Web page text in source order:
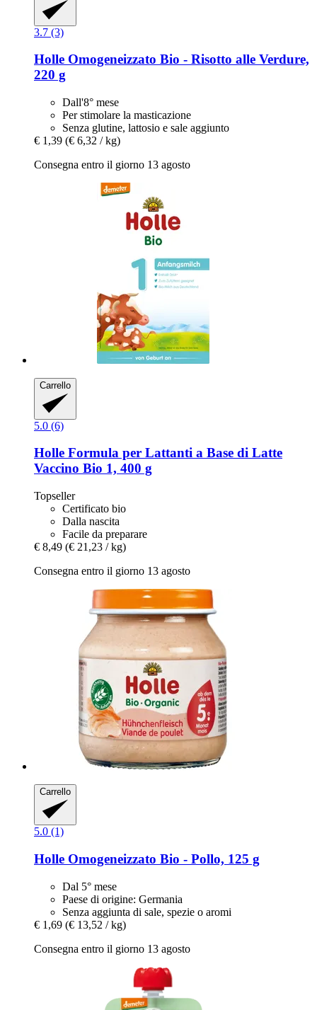
3.7 (3)
Holle Omogeneizzato Bio -​ Risotto alle Verdure,
220 g
Dall'8° mese
Per stimolare la masticazione
Senza glutine, lattosio e sale aggiunto
€ 1,39 (€ 6,32 / kg)
Consegna entro il giorno 13 agosto
Carrello
5.0 (6)
Holle Formula per Lattanti a Base di Latte
Vaccino Bio 1, 400 g
Topseller
Certificato bio
Dalla nascita
Facile da preparare
€ 8,49 (€ 21,23 / kg)
Consegna entro il giorno 13 agosto
Carrello
5.0 (1)
Holle Omogeneizzato Bio -​ Pollo, 125 g
Dal 5° mese
Paese di origine: Germania
Senza aggiunta di sale, spezie o aromi
€ 1,69 (€ 13,52 / kg)
Consegna entro il giorno 13 agosto